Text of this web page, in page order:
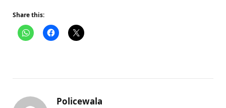
Share this:
Policewala